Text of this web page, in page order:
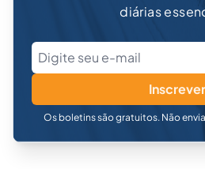
diárias
Inscrever
Os boletins são gratuitos. Não